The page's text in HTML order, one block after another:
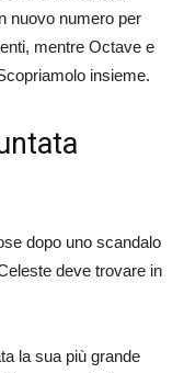
nuovo numero per
mentre Octave e
insieme.
dopo uno scandalo
deve trovare in
la sua più grande